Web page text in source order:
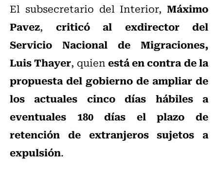
El subsecretario del Interior, Máximo
Pavez, criticó al exdirector del
Servicio Nacional de Migraciones,
Luis Thayer, quienestá en contra de la
propuesta del gobierno de ampliar de
los actuales cinco días hábiles a
eventuales 180 días el plazo de
retención de extranjeros sujetos a
expulsión.